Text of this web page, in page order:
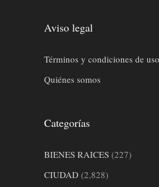
Aviso legal
Términos y condiciones de uso
Quiénes somos
Categorías
BIENES RAICES (227)
CIUDAD (2,828)